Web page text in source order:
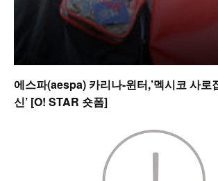
에스파(aespa) 카리나-윈터,’멕시코 사로
신’ [O! STAR 숏폼]